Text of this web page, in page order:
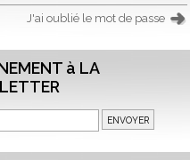
J'ai oublié le mot de passe
à LA